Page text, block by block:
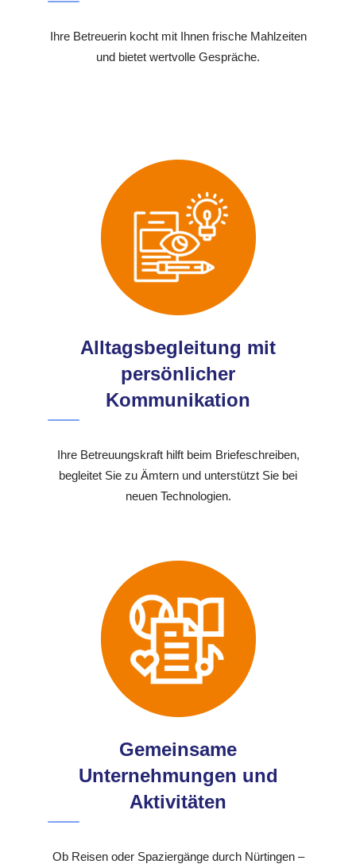
Ihre Betreuerin kocht mit Ihnen frische Mahlzeiten
und bietet wertvolle Gespräche.
Alltagsbegleitung mit
persönlicher
Kommunikation
Ihre Betreuungskraft hilft beim Briefeschreiben,
begleitet Sie zu Ämtern und unterstützt Sie bei
neuen Technologien.
Gemeinsame
Unternehmungen und
Aktivitäten
Ob Reisen oder Spaziergänge durch Nürtingen –